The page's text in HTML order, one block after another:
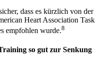
dass es kürzlich von der
Heart Association Task
empfohlen wurde.8
so gut zur Senkung